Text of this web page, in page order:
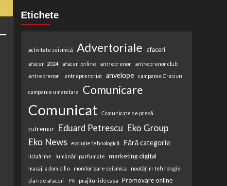
Etichete
activitate seismică Advertoriale afaceri
afaceri 2024 afaceri online antreprenor
antreprenor club
antreprenori
antreprenoriat anvelope campanie Craciun
campanie umanitara Comunicare
Comunicat Comunicate de presă
cutremur Eduard Petrescu Eko Group
Eko News
evoluție tehnologică Fără categorie
listafirme lumânări parfumate marketing digital
masaj la domiciliu monitorizare seismica
noutăți în tehnologie
plan de afaceri
PR prajituri de casa Promovare online